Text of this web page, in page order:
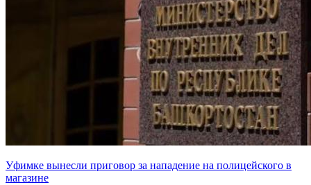
Уфимке вынесли приговор за нападение на полицейского в
магазине